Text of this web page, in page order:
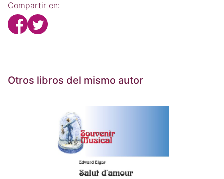
Compartir en:
Otros libros del mismo autor